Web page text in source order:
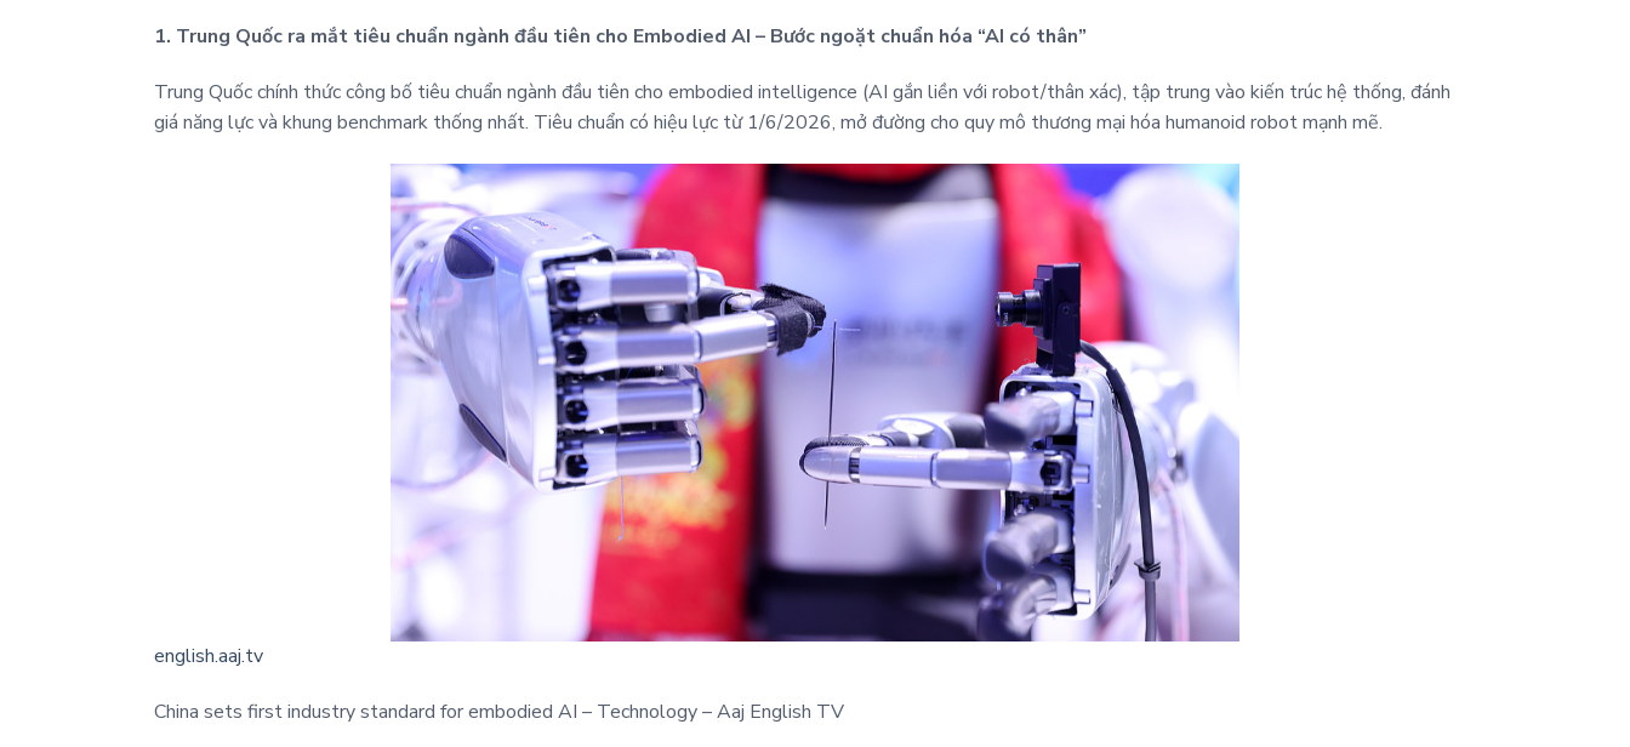
1. Trung Quốc ra mắt tiêu chuẩn ngành đầu tiên cho Embodied AI – Bước ngoặt chuẩn hóa “AI có thân”
Trung Quốc chính thức công bố tiêu chuẩn ngành đầu tiên cho embodied intelligence (AI gắn liền với robot/thân xác), tập trung vào kiến trúc hệ thống, đánh
giá năng lực và khung benchmark thống nhất. Tiêu chuẩn có hiệu lực từ 1/6/2026, mở đường cho quy mô thương mại hóa humanoid robot mạnh mẽ.
english.aaj.tv
China sets first industry standard for embodied AI – Technology – Aaj English TV